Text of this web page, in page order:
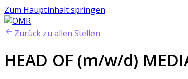
Zum Hauptinhalt springen
Zurück zu allen Stellen
HEAD OF (m/w/d)